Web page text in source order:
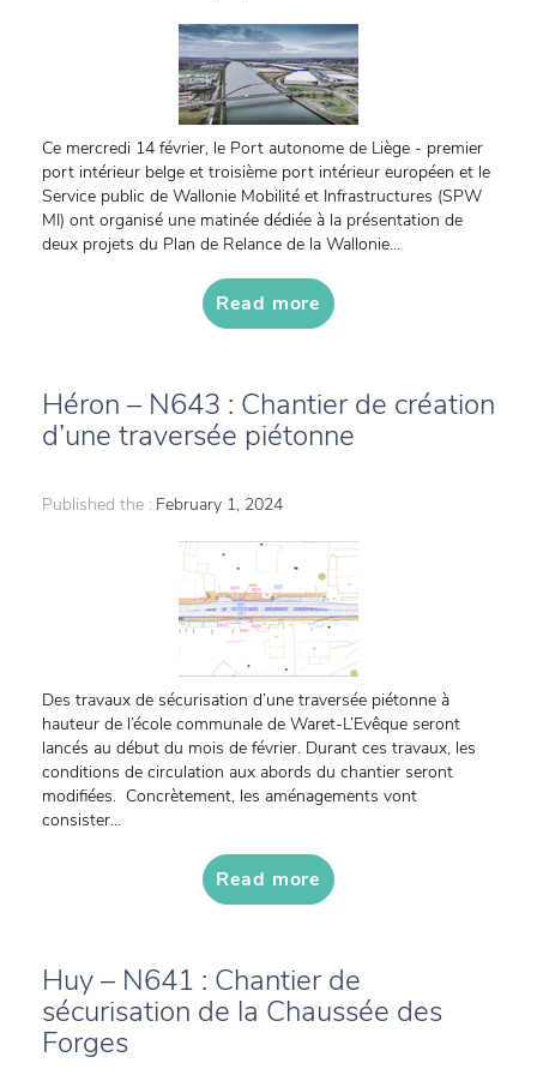
Ce mercredi 14 février, le Port autonome de Liège - premier
port intérieur belge et troisième port intérieur européen et le
Service public de Wallonie Mobilité et Infrastructures (SPW
MI) ont organisé une matinée dédiée à la présentation de
deux projets du Plan de Relance de la Wallonie...
Read more
Héron – N643 : Chantier de création
d’une traversée piétonne
Published the : February 1, 2024
Des travaux de sécurisation d’une traversée piétonne à
hauteur de l’école communale de Waret-L’Evêque seront
lancés au début du mois de février. Durant ces travaux, les
conditions de circulation aux abords du chantier seront
modifiées. Concrètement, les aménagements vont
consister...
Read more
Huy – N641 : Chantier de
sécurisation de la Chaussée des
Forges